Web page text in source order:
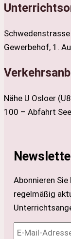
Gewerbehof, 1.
Nähe U Osloer
100 – Abfahrt
Abonnieren
regelmäßig